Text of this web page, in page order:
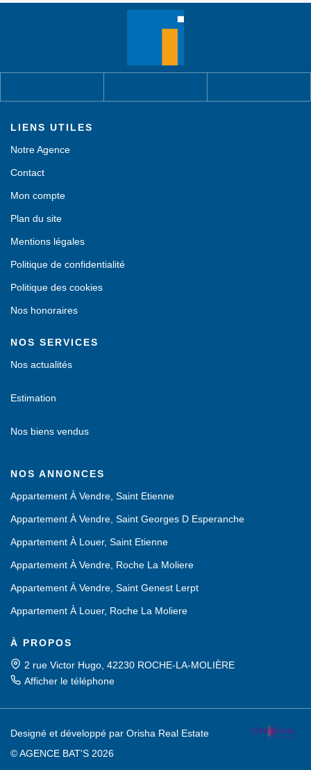
LIENS UTILES
Notre Agence
Contact
Mon compte
Plan du site
Mentions légales
Politique de confidentialité
Politique des cookies
Nos honoraires
NOS SERVICES
Nos actualités
Estimation
Nos biens vendus
NOS ANNONCES
Appartement À Vendre, Saint Etienne
Appartement À Vendre, Saint Georges D Esperanche
Appartement À Louer, Saint Etienne
Appartement À Vendre, Roche La Moliere
Appartement À Vendre, Saint Genest Lerpt
Appartement À Louer, Roche La Moliere
À PROPOS
2 rue Victor Hugo, 42230 ROCHE-LA-MOLIÈRE
Afficher le téléphone
Designé et développé par Orisha Real Estate
© AGENCE BAT'S 2026